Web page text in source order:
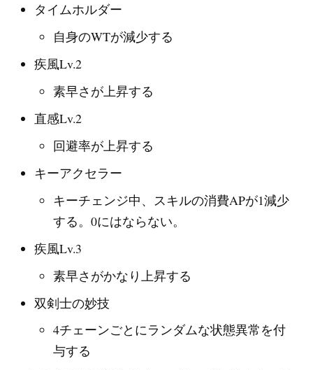
タイムホルダー
自身のWTが減少する
疾風Lv.2
素早さが上昇する
直感Lv.2
回避率が上昇する
キーアクセラー
キーチェンジ中、スキルの消費APが1減少
する。0にはならない。
疾風Lv.3
素早さがかなり上昇する
双剣士の妙技
4チェーンごとにランダムな状態異常を付
与する